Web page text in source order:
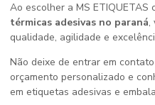
Ao escolher a MS ETIQUETAS
térmicas adesivas no paraná,
qualidade, agilidade e
Não deixe de entrar em
orçamento personalizado e
em etiquetas adesivas e